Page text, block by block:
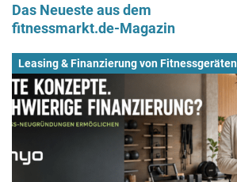
Das Neueste aus dem
fitnessmarkt.de-Magazin
Leasing & Finanzierung von Fitnessgeräten